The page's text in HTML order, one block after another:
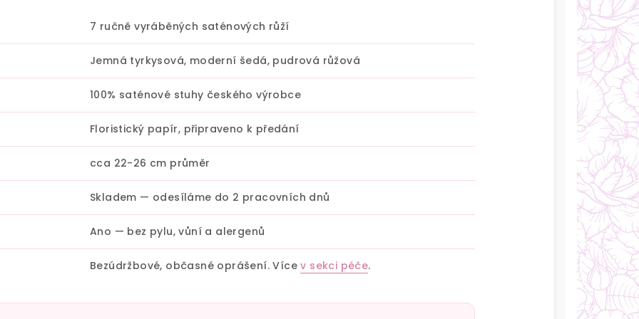
7 ručně vyráběných saténových růží
Jemná tyrkysová, moderní šedá, pudrová růžová
100% saténové stuhy českého výrobce
Floristický papír, připraveno k předání
cca 22-26 cm průměr
Skladem — odesíláme do 2 pracovních dnů
Ano — bez pylu, vůní a alergenů
Bezúdržbové, občasné oprášení. Vícev sekci péče.